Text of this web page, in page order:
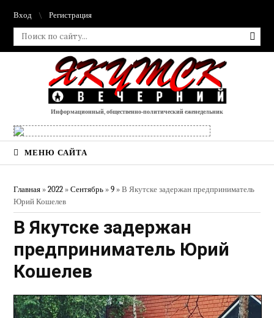
Вход Регистрация
Информационный, общественно-политический еженедельник
МЕНЮ САЙТА
Главная »2022 » Сентябрь » 9 » В Якутске задержан предприниматель
Юрий Кошелев
В Якутске задержан
предприниматель Юрий
Кошелев